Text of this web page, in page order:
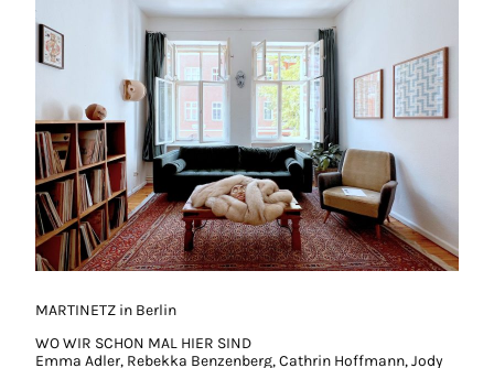
MARTINETZ in Berlin
WO WIR SCHON MAL HIER SIND
Emma Adler, Rebekka Benzenberg, Cathrin Hoffmann, Jody